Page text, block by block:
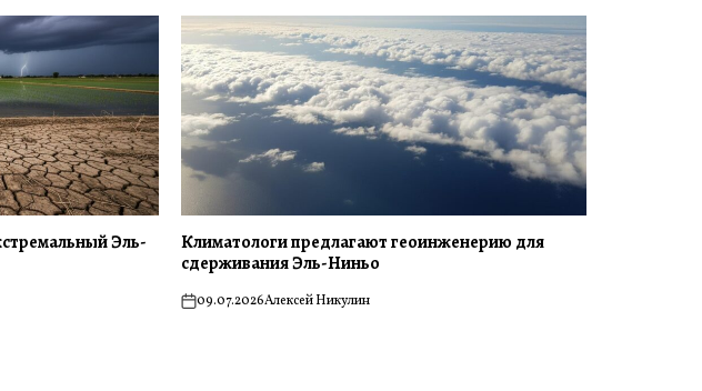
Эль-
Климатологи предлагают геоинженерию для
сдерживания Эль-Ниньо
on09.07.2026Алексей Никулин